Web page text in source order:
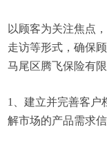
以顾客为关注焦点
走访等形式，确保
马尾区腾飞保险有
1、建立并完善客户
解市场的产品需求